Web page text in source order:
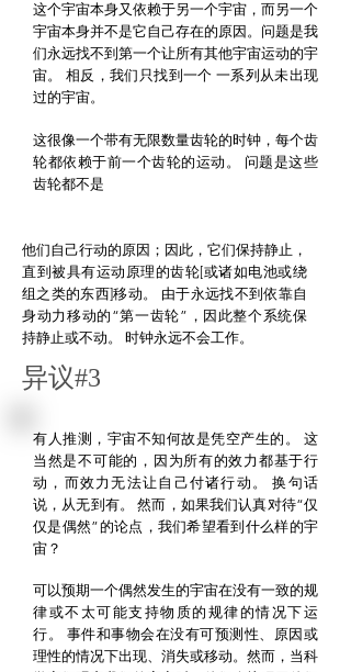
这个宇宙本身又依赖于另一个宇宙，而另一个
宇宙本身并不是它自己存在的原因。问题是我
们永远找不到第一个让所有其他宇宙运动的宇
宙。
相反，我们只找到一个 一系列从未出现
过的宇宙。
这很像一个带有无限数量齿轮的时钟，每个齿
轮都依赖于前一个齿轮的运动。
问题是这些
齿轮都不是
他们自己行动的原因；因此，它们保持静止，
直到被具有运动原理的齿轮[或诸如电池或绕
组之类的东西]移动。 由于永远找不到依靠自
身动力移动的“第一齿轮”，因此整个系统保
持静止或不动。 时钟永远不会工作。
异议#3
有人推测，宇宙不知何故是凭空产生的。
这
当然是不可能的，因为所有的效力都基于行
动，而效力无法让自己付诸行动。
换句话
说，从无到有。
然而，如果我们认真对待“仅
仅是偶然”的论点，我们希望看到什么样的宇
宙？
可以预期一个偶然发生的宇宙在没有一致的规
律或不太可能支持物质的规律的情况下运
行。
事件和事物会在没有可预测性、原因或
理性的情况下出现、消失或移动。然而，当科